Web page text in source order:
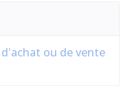
ou de vente